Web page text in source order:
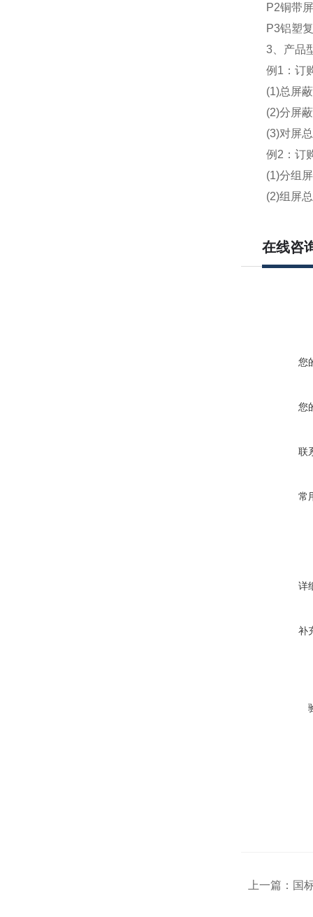
P2铜带
P3铝塑
3、产品
例1：订
(1)总屏
(2)分屏蔽
(3)对屏总
例2：订
(1)分组屏
(2)组屏
在线咨
您
您
联
常
详
补
上一篇： 国